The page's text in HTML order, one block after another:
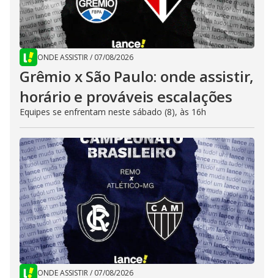
ONDE ASSISTIR/ 07/08/2026
Grêmio x São Paulo: onde assistir,
horário e prováveis escalações
Equipes se enfrentam neste sábado (8), às 16h
ONDE ASSISTIR/ 07/08/2026